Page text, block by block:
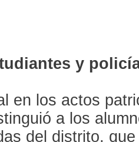
y
en los actos
a los
del distrito,